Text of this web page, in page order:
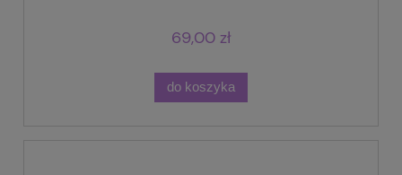
69,00 zł
do koszyka